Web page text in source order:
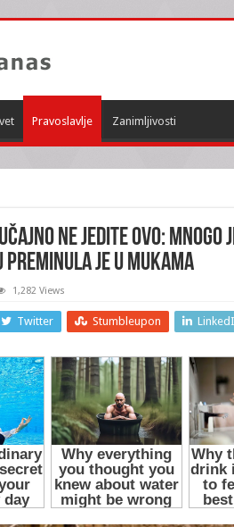
Pravoslavlje Zanimljivosti
NE JEDITE OVO:
preminula je u mukama
1,282 Views
Twitter Stumbleupon